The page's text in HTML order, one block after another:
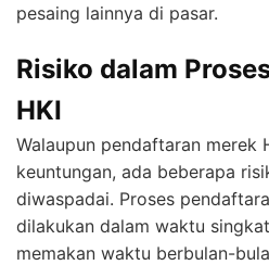
pesaing lainnya di pasar.
Risiko dalam
HKI
Walaupun pendaftaran merek
keuntungan, ada beberapa
diwaspadai. Proses
dilakukan dalam waktu
memakan waktu berbulan-